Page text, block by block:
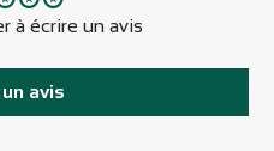
à écrire un avis
avis